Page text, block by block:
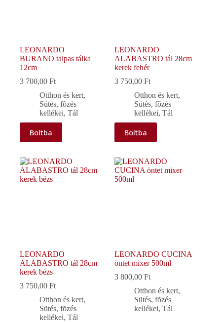
LEONARDO
BURANO talpas tálka
12cm
3 700,00 Ft
Otthon és kert,
Sütés, fõzés
kellékei, Tál
Boltba
LEONARDO
ALABASTRO tál 28cm
kerek fehér
3 750,00Ft
Otthon és kert,
Sütés, fõzés
kellékei,Tál
Boltba
LEONARDO
ALABASTRO tál 28cm
kerek bézs
3 750,00 Ft
Otthon és kert,
Sütés, fõzés
kellékei, Tál
LEONARDO CUCINA
öntet mixer 500ml
3 800,00Ft
Otthon és kert,
Sütés, fõzés
kellékei,Tál